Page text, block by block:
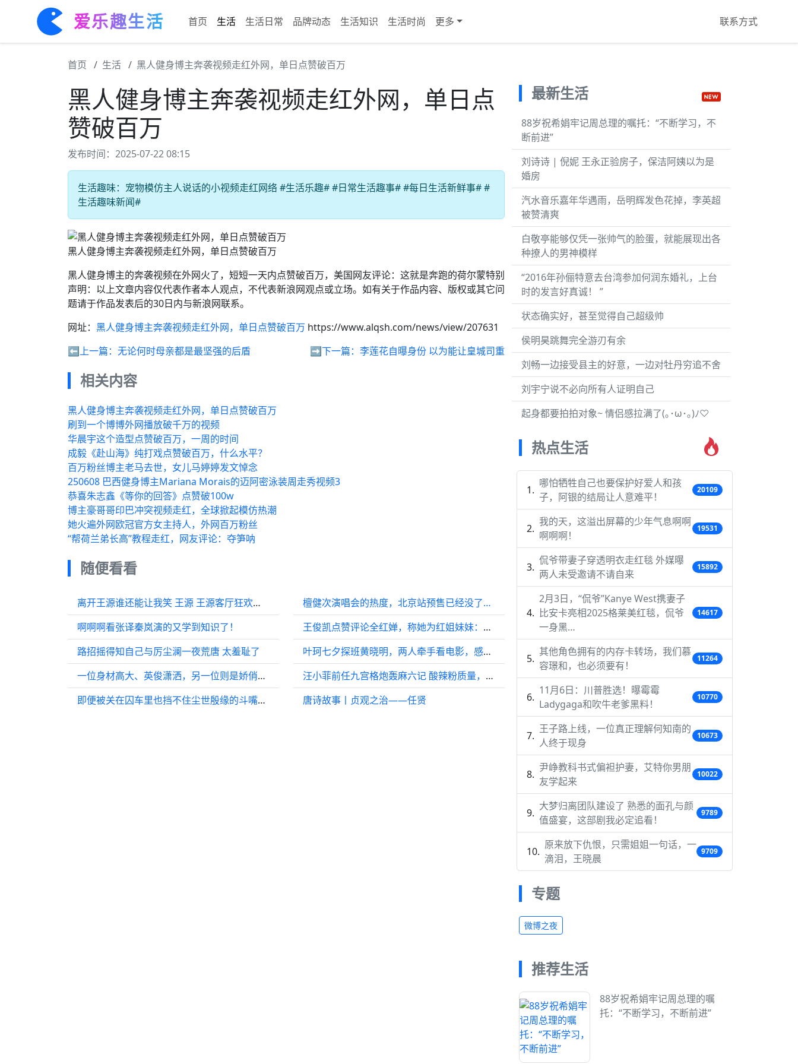
爱乐趣生活 首页 生活 生活日常 品牌动态 生活知识 生活时尚 更多 联系方式
首页 生活 黑人健身博主奔袭视频走红外网，单日点赞破百万
黑人健身博主奔袭视频走红外网，单日点
赞破百万
发布时间：2025-07-22 08:15
生活趣味：宠物模仿主人说话的小视频走红网络 #生活乐趣# #日常生活趣事# #每日生活新鲜事# #
生活趣味新闻#
黑人健身博主奔袭视频走红外网，单日点赞破百万
黑人健身博主的奔袭视频在外网火了，短短一天内点赞破百万，美国网友评论：这就是奔跑的荷尔蒙特别
声明：以上文章内容仅代表作者本人观点，不代表新浪网观点或立场。如有关于作品内容、版权或其它问
题请于作品发表后的30日内与新浪网联系。
网址： 黑人健身博主奔袭视频走红外网，单日点赞破百万 https://www.alqsh.com/news/view/207631
⬅️上一篇： 无论何时母亲都是最坚强的后盾 ➡️下一篇： 李莲花自曝身份 以为能让皇城司重
相关内容
黑人健身博主奔袭视频走红外网，单日点赞破百万
刷到一个博博外网播放破千万的视频
华晨宇这个造型点赞破百万，一周的时间
成毅《赴山海》纯打戏点赞破百万，什么水平？
百万粉丝博主老马去世，女儿马婷婷发文悼念
250608 巴西健身博主Mariana Morais的迈阿密泳装周走秀视频3
恭喜朱志鑫《等你的回答》点赞破100w
博主豪哥哥印巴冲突视频走红，全球掀起模仿热潮
她火遍外网欧冠官方女主持人，外网百万粉丝
“帮荷兰弟长高”教程走红，网友评论：夺笋呐
随便看看
离开王源谁还能让我笑 王源 王源客厅狂欢巡演 演唱会 幽默时刻 王源
啊啊啊看张译秦岚演的又学到知识了！
路招摇得知自己与厉尘澜一夜荒唐 太羞耻了
一位身材高大、英俊潇洒，另一位则是娇俏美丽、动人心弦…
即便被关在囚车里也挡不住尘世殷缘的斗嘴拌架！Angelababy 马天宇 马天宇
檀健次演唱会的热度，北京站预售已经没了…
王俊凯点赞评论全红婵，称她为红姐妹妹：水花消失术超帅
叶珂七夕探班黄晓明，两人牵手看电影，感情稳定！
汪小菲前任九宫格炮轰麻六记 酸辣粉质量，张兰、CEO连夜控告造谣
唐诗故事丨贞观之治——任贤
最新生活
88岁祝希娟牢记周总理的嘱托：“不断学习，不
断前进”
刘诗诗 | 倪妮 王永正验房子，保洁阿姨以为是
婚房
汽水音乐嘉年华遇雨，岳明辉发色花掉，李英超
被赞清爽
白敬亭能够仅凭一张帅气的脸蛋，就能展现出各
种撩人的男神模样
“2016年孙俪特意去台湾参加何润东婚礼，上台
时的发言好真诚！ ”
状态确实好，甚至觉得自己超级帅
侯明昊跳舞完全游刃有余
刘畅一边接受县主的好意，一边对牡丹穷追不舍
刘宇宁说不必向所有人证明自己
起身都要拍拍对象~ 情侣感拉满了(｡･ω･｡)ﾉ♡
热点生活
哪怕牺牲自己也要保护好爱人和孩
子，阿银的结局让人意难平！
20109
我的天，这溢出屏幕的少年气息啊啊
啊啊啊！
19531
侃爷带妻子穿透明衣走红毯 外媒曝
两人未受邀请不请自来
15892
2月3日，“侃爷”Kanye West携妻子
比安卡亮相2025格莱美红毯，侃爷
一身黑…
14617
其他角色拥有的内存卡转场，我们慕
容璟和，也必须要有！
11264
11月6日：川普胜选！曝霉霉
Ladygaga和吹牛老爹黑料！
10770
王子路上线，一位真正理解何知南的
人终于现身
10673
尹峥教科书式偏袒护妻，艾特你男朋
友学起来
10022
大梦归离团队建设了 熟悉的面孔与颜
值盛宴，这部剧我必定追看！
9789
原来放下仇恨，只需姐姐一句话，一
滴泪，王晓晨
9709
专题
微博之夜
推荐生活
88岁祝希娟牢记周总理的嘱
托：“不断学习，不断前进”